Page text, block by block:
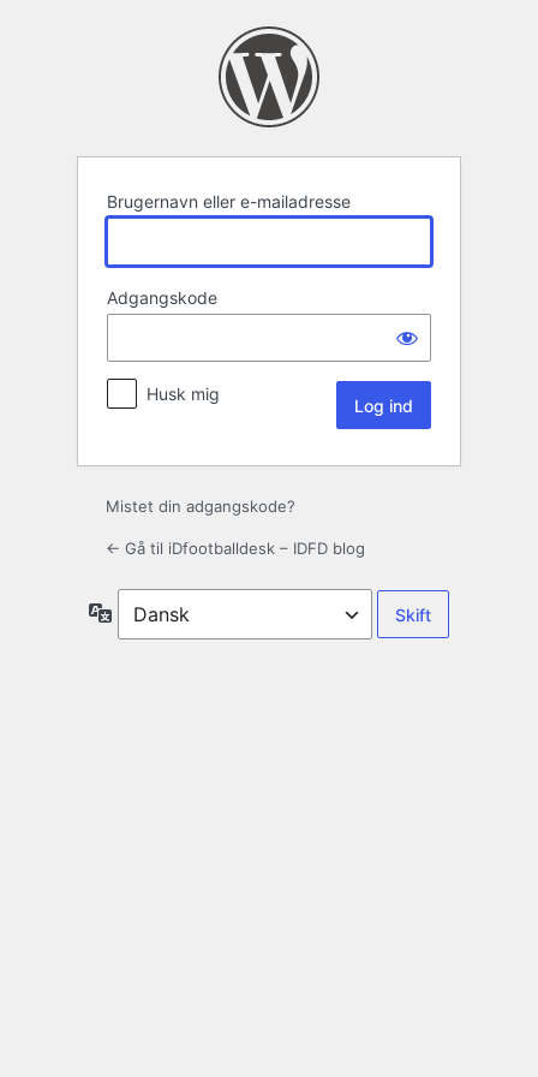
Brugernavn eller e-mailadresse
Adgangskode
Husk mig
Mistet din adgangskode?
← Gå til iDfootballdesk – IDFD blog
Sprog